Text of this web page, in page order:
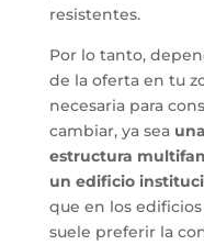
resistentes.
Por lo tanto,
de la oferta en tu
necesaria para
cambiar, ya sea
estructura
un edificio
que en los
suele preferir la